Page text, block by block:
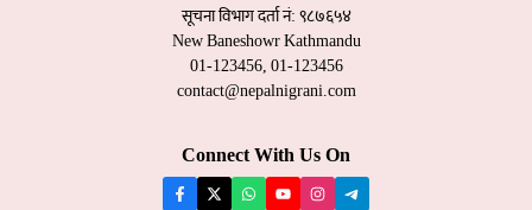
सूचना विभाग दर्ता नं: ९८७६५४
New Baneshowr Kathmandu
01-123456, 01-123456
contact@nepalnigrani.com
Connect With Us On